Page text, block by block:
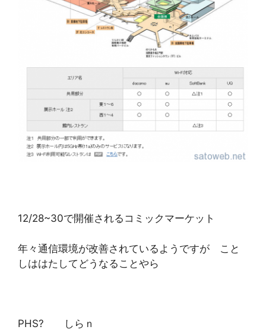
12/28~30で開催されるコミックマーケット
年々通信環境が改善されているようですが こと
しははたしてどうなることやら
PHS? しらｎ